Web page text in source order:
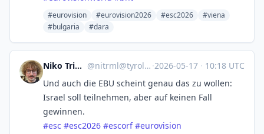
#eurovision #eurovision2026 #esc2026
#viena
#bulgaria
#dara
Niko Trimmel @nitrml@tyrol.social ·2026-05-17 · 10:18 UTC
Und auch die EBU scheint genau das zu wollen:
Israel soll teilnehmen, aber auf keinen Fall
gewinnen.
#esc #esc2026 #escorf #eurovision